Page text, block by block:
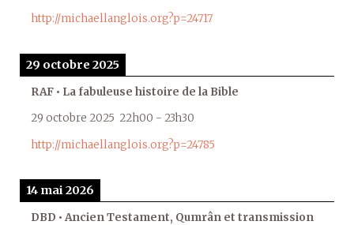
http://michaellanglois.org?p=24717
29 octobre 2025
RAF • La fabuleuse histoire de la Bible
29 octobre 2025 22h00 - 23h30
http://michaellanglois.org?p=24785
14 mai 2026
DBD • Ancien Testament, Qumrân et transmission